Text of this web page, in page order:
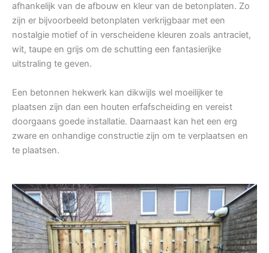
afhankelijk van de afbouw en kleur van de betonplaten. Zo
zijn er bijvoorbeeld betonplaten verkrijgbaar met een
nostalgie motief of in verscheidene kleuren zoals antraciet,
wit, taupe en grijs om de schutting een fantasierijke
uitstraling te geven.
Een betonnen hekwerk kan dikwijls wel moeilijker te
plaatsen zijn dan een houten erfafscheiding en vereist
doorgaans goede installatie. Daarnaast kan het een erg
zware en onhandige constructie zijn om te verplaatsen en
te plaatsen.